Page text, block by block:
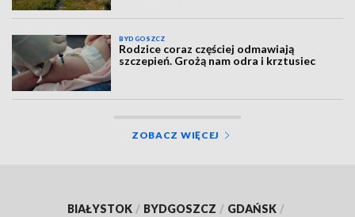
BYDGOSZCZ
Rodzice coraz częściej odmawiają
szczepień. Grożą nam odra i krztusiec
ZOBACZ WIĘCEJ
BIAŁYSTOK / BYDGOSZCZ / GDAŃSK /